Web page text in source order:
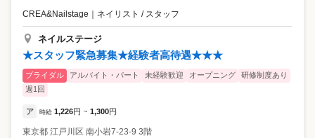
スがいっぱい--- ★…映画とのコラボやシーズンごとにオリジナルキャン
に選ばれることも。 ★…コンテストに積極出場 様々なコンテストに積極
的に参加して実力UPできます！ネイリスト最大のコンペティションでグ
ランプリ受賞者も社内に在籍。対策セミナーも活用していただけます。
★…スクール講師 スクールも運営している当社だからこそ！将来は、
「スクール講師」になれるチャンスもあります。 ★…店舗運営・イベン
ト運営にも携われます 地区の店舗マネージメントや、スタッフ教育、各
種イベント運営に携わる事もできキャリアアップできます。
どちらも相手の印象を大切にする仕事なので 自分の接客でお客様が笑顔
になる瞬間にやりがいを感じます。単なる事務作業じゃ物足りなかった
私にはぴったりでした。 前職：一般事務/25歳/入社1年目 ネイルは趣味
でやっていた程度。でも入社後に教材や研修が全部揃っていて 一流の講
師が本当に0から教えてくれるので安心でした。気がつけば、自分でも驚
くほど成長していました！
CREA&Nailstage ｜ ネイリスト / スタッフ
ネイルステージ
★スタッフ緊急募集★経験者高待遇★★★
ブライダル アルバイト・パート 未経験歓迎 オープニング
研修制度あり
週1回
ア 時給 1,226円 ~ 1,300円
東京都 江戸川区 南小岩7-23-9 3階